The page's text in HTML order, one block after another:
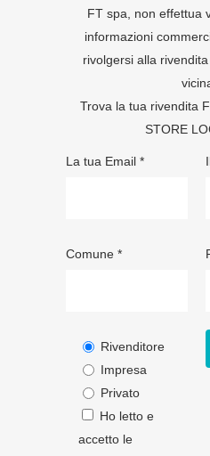
FT spa, non effettua
informazioni
rivolgersi alla
Trova la tua rivendita
STORE
La tua Email *
Comune *
Rivenditore
Impresa
Privato
Ho letto e
accetto le